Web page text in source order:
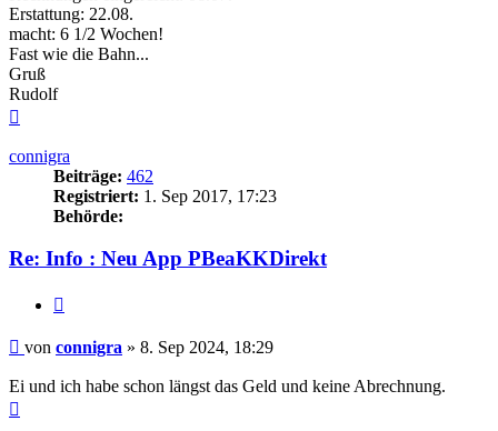
Erstattung: 22.08.
macht: 6 1/2 Wochen!
Fast wie die Bahn...
Gruß
Rudolf
connigra
Beiträge: 462
Registriert: 1. Sep 2017, 17:23
Behörde:
Re: Info : Neu App PBeaKKDirekt
Beitrag
von connigra » 8. Sep 2024, 18:29
Ei und ich habe schon längst das Geld und keine Abrechnung.